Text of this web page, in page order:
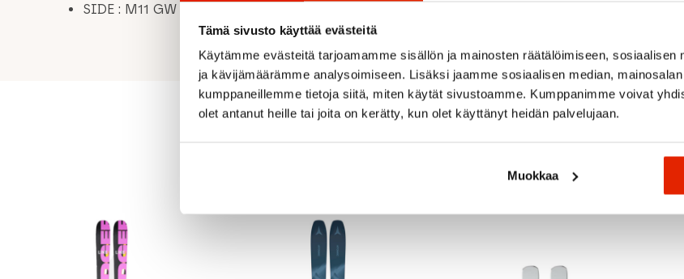
Tämä sivusto käyttää evästeitä
Käytämme evästeitä tarjoamamme sisällön ja mainosten räätälöimiseen, sosiaalisen
ja kävijämäärämme analysoimiseen. Lisäksi jaamme sosiaalisen median,
kumppaneillemme tietoja siitä, miten käytät sivustoamme. Kumppanimme voivat
olet antanut heille tai joita on kerätty, kun olet käyttänyt heidän palvelujaan.
Muokkaa
SIDE : M11 GW